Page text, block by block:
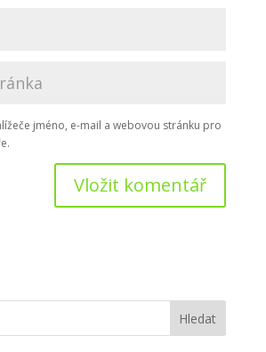
jméno, e-mail a webovou stránku pro